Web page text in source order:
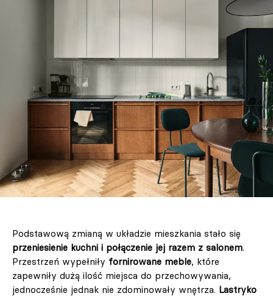
Podstawową zmianą w układzie mieszkania stało się
przeniesienie kuchni i połączenie jej razem z salonem.
Przestrzeń wypełniły fornirowane meble, które
zapewniły dużą ilość miejsca do przechowywania,
jednocześnie jednak nie zdominowały wnętrza. Lastryko